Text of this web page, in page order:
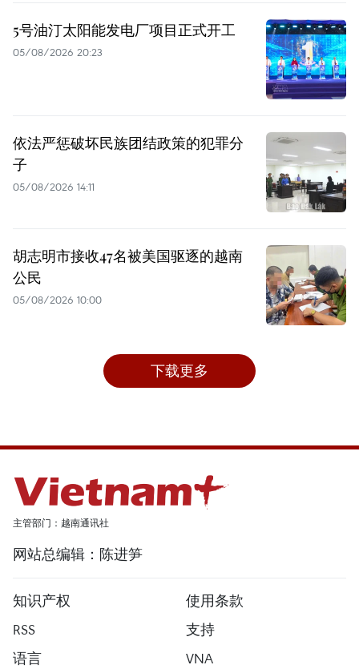
5号油汀太阳能发电厂项目正式开工
05/08/2026 20:23
依法严惩破坏民族团结政策的犯罪分
子
05/08/2026 14:11
胡志明市接收47名被美国驱逐的越南
公民
05/08/2026 10:00
下载更多
主管部门：越南通讯社
网站总编辑：陈进笋
知识产权
使用条款
RSS
支持
语言
VNA